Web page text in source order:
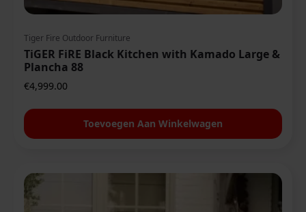
Tiger Fire Outdoor Furniture
TiGER FiRE Black Kitchen with Kamado Large &
Plancha 88
€4,999.00
Toevoegen Aan Winkelwagen